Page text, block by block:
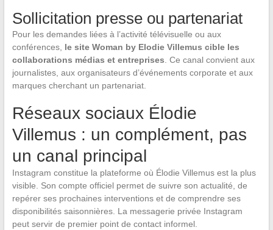
Sollicitation presse ou partenariat
Pour les demandes liées à l’activité télévisuelle ou aux
conférences, le site Woman by Elodie Villemus cible les
collaborations médias et entreprises. Ce canal convient aux
journalistes, aux organisateurs d’événements corporate et aux
marques cherchant un partenariat.
Réseaux sociaux Élodie
Villemus : un complément, pas
un canal principal
Instagram constitue la plateforme où Élodie Villemus est la plus
visible. Son compte officiel permet de suivre son actualité, de
repérer ses prochaines interventions et de comprendre ses
disponibilités saisonnières. La messagerie privée Instagram
peut servir de premier point de contact informel.